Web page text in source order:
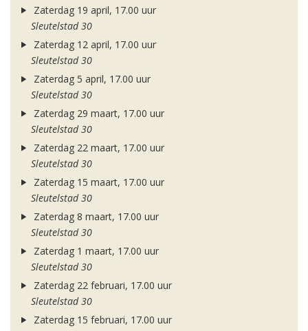
Zaterdag 19 april, 17.00 uur
Sleutelstad 30
Zaterdag 12 april, 17.00 uur
Sleutelstad 30
Zaterdag 5 april, 17.00 uur
Sleutelstad 30
Zaterdag 29 maart, 17.00 uur
Sleutelstad 30
Zaterdag 22 maart, 17.00 uur
Sleutelstad 30
Zaterdag 15 maart, 17.00 uur
Sleutelstad 30
Zaterdag 8 maart, 17.00 uur
Sleutelstad 30
Zaterdag 1 maart, 17.00 uur
Sleutelstad 30
Zaterdag 22 februari, 17.00 uur
Sleutelstad 30
Zaterdag 15 februari, 17.00 uur